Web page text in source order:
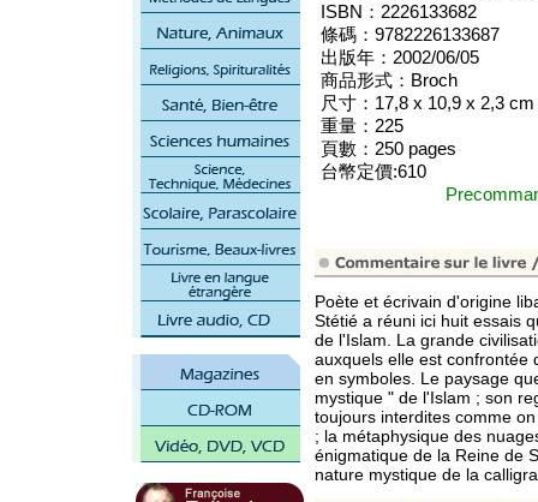
ISBN：2226133682
條碼：9782226133687
出版年：2002/06/05
商品形式：Broch
尺寸：17,8 x 10,9 x 2,3 cm
重量：225
頁數：250 pages
台幣定價:610
Poète et écrivain d'origine
Stétié a réuni ici huit essais
de l'Islam. La grande
auxquels elle est confrontée
en symboles. Le paysage
mystique " de l'Islam ; son
toujours interdites comme
; la métaphysique des
énigmatique de la Reine de
nature mystique de la